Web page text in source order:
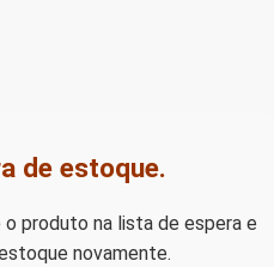
de estoque.
produto na lista de espera e
novamente.